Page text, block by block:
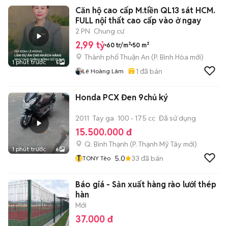
1 phút trước 5
Căn hộ cao cấp M.tiền QL13 sát HCM.
FULL nội thất cao cấp vào ở ngay
2 PN Chung cư
2,99 tỷ 60 tr/m² 50 m²
Thành phố Thuận An (P. Bình Hòa mới)
Lê Hoàng Lâm 1 đã bán
1 phút trước 6
Honda PCX Đen 9chủ ký
2011 Tay ga 100 - 175 cc Đã sử dụng
15.500.000 đ
Q. Bình Thạnh (P. Thạnh Mỹ Tây mới)
T TONY Tèo 5.0 33 đã bán
Báo giá - Sản xuất hàng rào lưới thép
hàn
Mới
37.000 đ